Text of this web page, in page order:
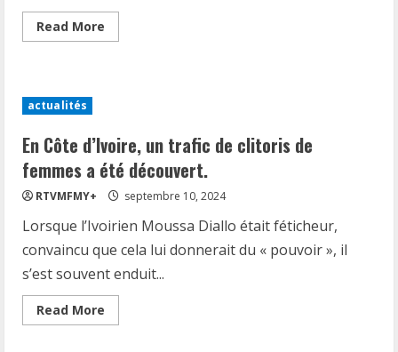
Read More
more
fermé
plusieurs
stations
de
radio
dans
le
Nord
le
qui
la
actualités
En Côte d’Ivoire, un trafic de clitoris de
femmes a été découvert.
RTVMFMY+ septembre 10, 2024
Lorsque l’Ivoirien Moussa Diallo était féticheur,
convaincu que cela lui donnerait du « pouvoir », il
s’est souvent enduit...
Read More
more